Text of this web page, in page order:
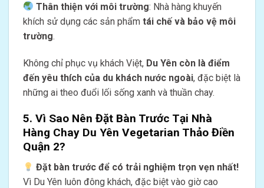
Thân thiện với môi trường: Nhà hàng khuyến
khích sử dụng các sản phẩm tái chế và bảo vệ môi
trường.
Không chỉ phục vụ khách Việt, Du Yên còn là điểm
đến yêu thích của du khách nước ngoài, đặc biệt là
những ai theo đuổi lối sống xanh và thuần chay.
5. Vì Sao Nên Đặt Bàn Trước Tại Nhà
Hàng Chay Du Yên Vegetarian Thảo Điền
Quận 2?
Đặt bàn trước để có trải nghiệm trọn vẹn nhất!
Vì Du Yên luôn đông khách, đặc biệt vào giờ cao